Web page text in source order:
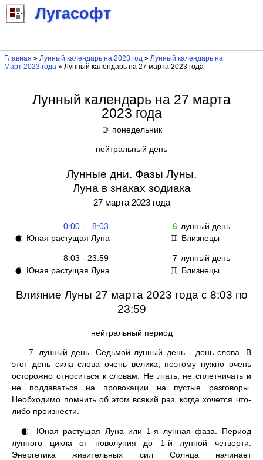
Лугасофт
Главная » Лунный календарь на 2023 год» Лунный календарь на
Март 2023 года» Лунный календарь на 27 марта 2023 года
Лунный календарь на 27 марта
2023 года
☽ понедельник
нейтральный день
Лунные дни. Фазы Луны.
Луна в знаках зодиака
27 марта 2023 года
0:00 - 8:03 6 лунный день
🌒 Юная растущая Луна ♊ Близнецы
8:03 - 23:59 7 лунный день
🌒 Юная растущая Луна ♊ Близнецы
Влияние Луны 27 марта 2023 года с 8:03 по
23:59
нейтральный период
7
лунный день. Седьмой лунный день - день слова. В
этот день сила слова очень велика, поэтому нужно очень
осторожно относиться к словам. Не лгать, не сплетничать и
не поддаваться на провокации на пустые разговоры.
Необходимо помнить об этом всякий раз, когда хочется что-
либо произнести.
🌒
Юная растущая Луна или 1-я лунная фаза. Период
лунного цикла от новолуния до 1-й лунной четверти.
Энергетика живительных сил Солнца начинает